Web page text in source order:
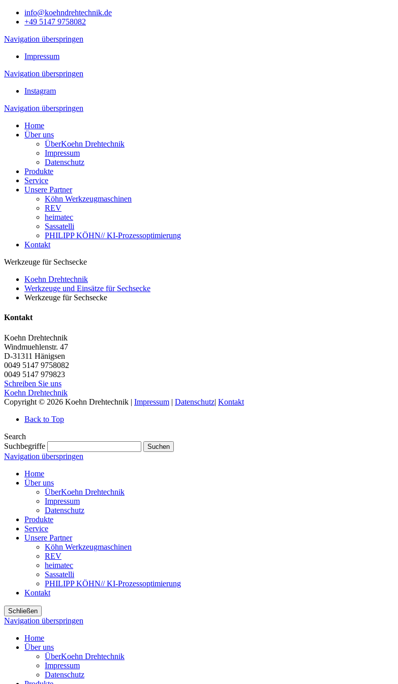
info@koehndrehtechnik.de
+49 5147 9758082
Navigation überspringen
Impressum
Navigation überspringen
Instagram
Navigation überspringen
Home
Über uns
ÜberKoehn Drehtechnik
Impressum
Datenschutz
Produkte
Service
Unsere Partner
Köhn Werkzeugmaschinen
REV
heimatec
Sassatelli
PHILIPP KÖHN// KI-Prozessoptimierung
Kontakt
Werkzeuge für Sechsecke
Koehn Drehtechnik
Werkzeuge und Einsätze für Sechsecke
Werkzeuge für Sechsecke
Kontakt
Koehn Drehtechnik
Windmuehlenstr. 47
D-31311 Hänigsen
0049 5147 9758082
0049 5147 979823
Schreiben Sie uns
Koehn Drehtechnik
Copyright © 2026 Koehn Drehtechnik | Impressum | Datenschutz| Kontakt
Back to Top
Search
Suchbegriffe
Suchen
Navigation überspringen
Home
Über uns
ÜberKoehn Drehtechnik
Impressum
Datenschutz
Produkte
Service
Unsere Partner
Köhn Werkzeugmaschinen
REV
heimatec
Sassatelli
PHILIPP KÖHN// KI-Prozessoptimierung
Kontakt
Schließen
Navigation überspringen
Home
Über uns
ÜberKoehn Drehtechnik
Impressum
Datenschutz